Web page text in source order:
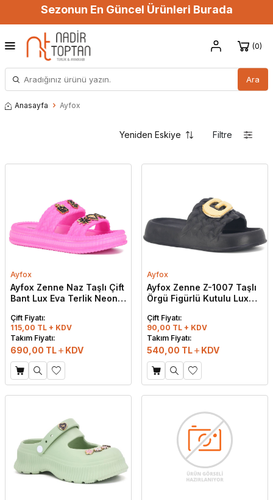
Sezonun En Güncel Ürünleri Burada
Ara
0
Anasayfa Ayfox
Filtre
Ayfox
Ayfox Zenne Naz Taşlı Çift
Bant Lux Eva Terlik Neon
Çift Fiyatı:
115,00 TL + KDV
Takım Fiyatı:
690,00 TL KDV
Ayfox
Ayfox Zenne Z-1007 Taşlı
Örgü Figürlü Kutulu Lux
Çift Fiyatı:
90,00 TL + KDV
Takım Fiyatı:
540,00 TL KDV